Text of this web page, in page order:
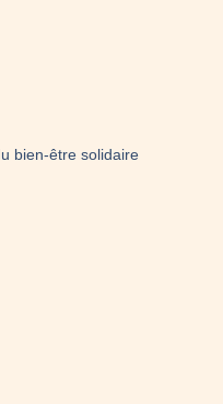
bien-être solidaire